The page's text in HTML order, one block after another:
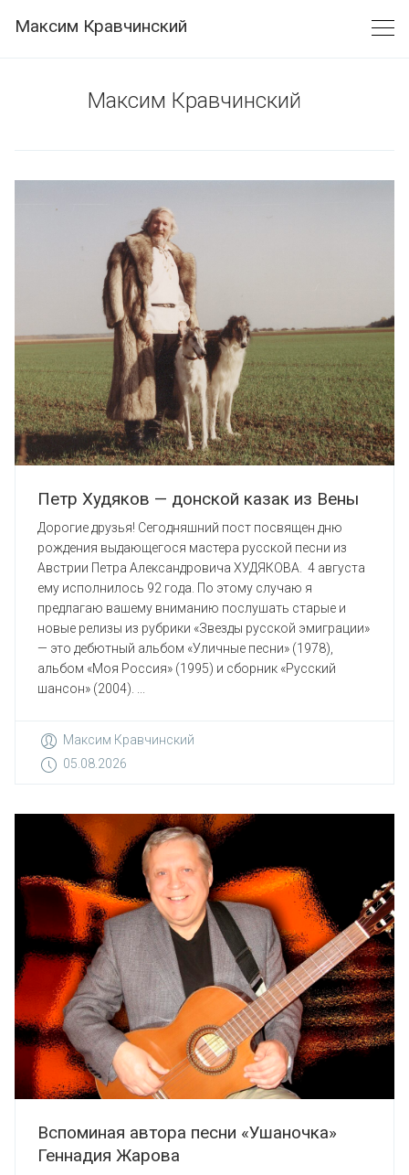
Максим Кравчинский
Максим Кравчинский
Петр Худяков — донской казак из Вены
Дорогие друзья! Сегодняшний пост посвящен дню
рождения выдающегося мастера русской песни из
Австрии Петра Александровича ХУДЯКОВА. 4 августа
ему исполнилось 92 года. По этому случаю я
предлагаю вашему вниманию послушать старые и
новые релизы из рубрики «Звезды русской эмиграции»
— это дебютный альбом «Уличные песни» (1978),
альбом «Моя Россия» (1995) и сборник «Русский
шансон» (2004). ...
Максим Кравчинский
05.08.2026
Вспоминая автора песни «Ушаночка»
Геннадия Жарова